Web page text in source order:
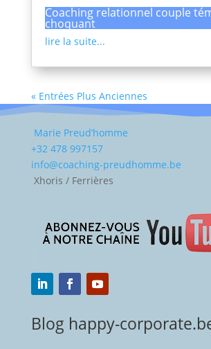
Coaching relationnel couple
choquant
lire la suite...
« Entrées Plus Anciennes
Marie Preud’homme
+32 478 997157
info@coaching-preudhomme.be
Xhoris / Ferrières
Blog happy-